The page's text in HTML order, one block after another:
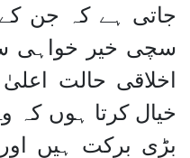
جاتی ہے کہ جن
سچی خیر خواہی
اخلاقی حالت
خیال کرتا ہوں کہ
بڑی برکت ہیں